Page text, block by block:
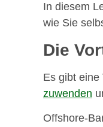
In diesem
wie Sie
Die
Es gibt eine
zuwenden
Offshore-